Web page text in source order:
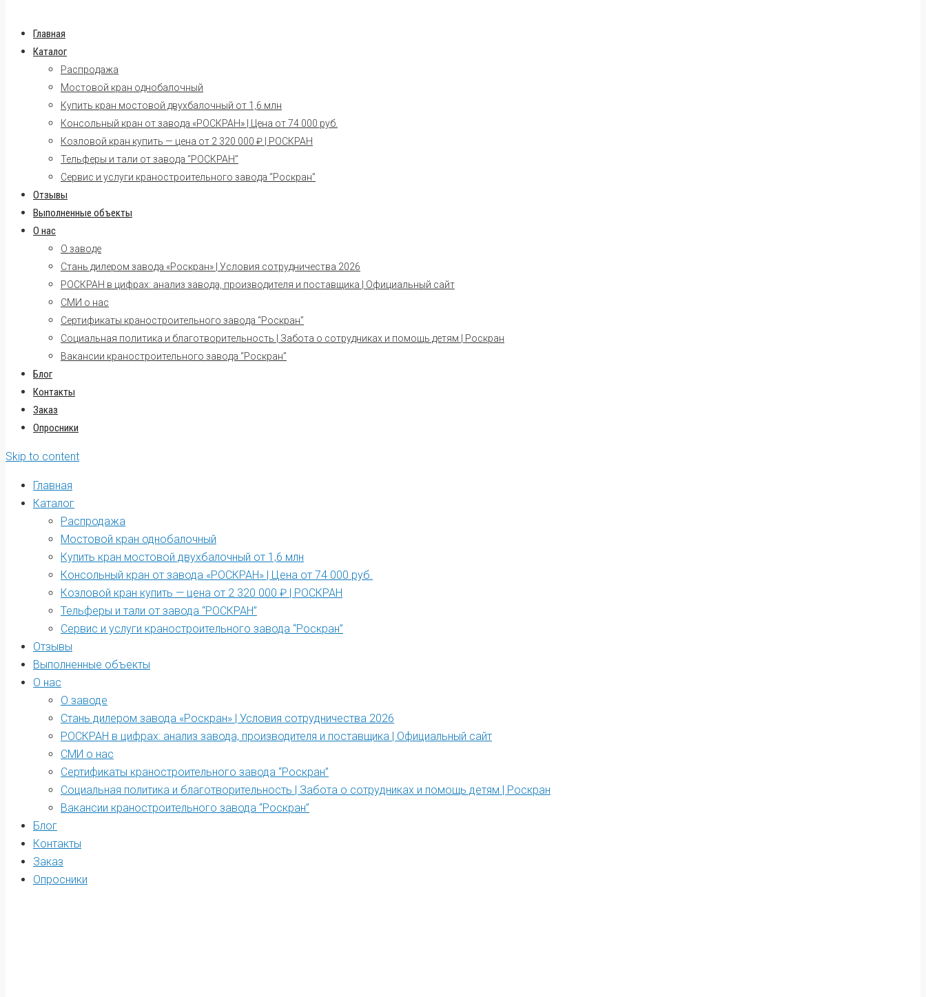
Главная
Каталог
Распродажа
Мостовой кран однобалочный
Купить кран мостовой двухбалочный от 1,6 млн
Консольный кран от завода «РОСКРАН» | Цена от 74 000 руб.
Козловой кран купить — цена от 2 320 000 ₽ | РОСКРАН
Тельферы и тали от завода “РОСКРАН”
Сервис и услуги краностроительного завода “Роскран”
Отзывы
Выполненные объекты
О нас
О заводе
Стань дилером завода «Роскран» | Условия сотрудничества 2026
РОСКРАН в цифрах: анализ завода, производителя и поставщика | Официальный сайт
СМИ о нас
Сертификаты краностроительного завода “Роскран”
Социальная политика и благотворительность | Забота о сотрудниках и помощь детям | Роскран
Вакансии краностроительного завода “Роскран”
Блог
Контакты
Заказ
Опросники
Skip to content
Главная
Каталог
Распродажа
Мостовой кран однобалочный
Купить кран мостовой двухбалочный от 1,6 млн
Консольный кран от завода «РОСКРАН» | Цена от 74 000 руб.
Козловой кран купить — цена от 2 320 000 ₽ | РОСКРАН
Тельферы и тали от завода “РОСКРАН”
Сервис и услуги краностроительного завода “Роскран”
Отзывы
Выполненные объекты
О нас
О заводе
Стань дилером завода «Роскран» | Условия сотрудничества 2026
РОСКРАН в цифрах: анализ завода, производителя и поставщика | Официальный сайт
СМИ о нас
Сертификаты краностроительного завода “Роскран”
Социальная политика и благотворительность | Забота о сотрудниках и помощь детям | Роскран
Вакансии краностроительного завода “Роскран”
Блог
Контакты
Заказ
Опросники